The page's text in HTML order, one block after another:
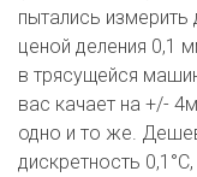
пытались измерить
ценой деления 0,1
в трясущейся
вас качает на +/-
одно и то же.
дискретность